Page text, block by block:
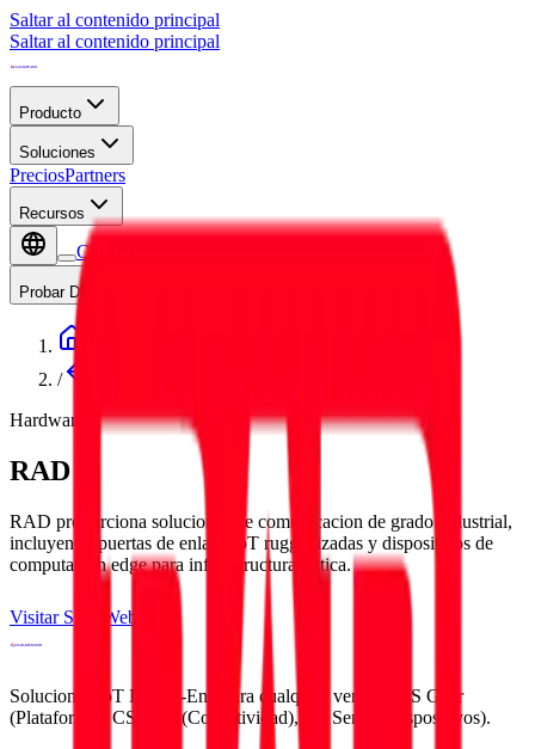
Saltar al contenido principal
Saltar al contenido principal
Producto
Soluciones
PreciosPartners
Recursos
Contacto
Probar Demo
/
Hardware
RAD
RAD proporciona soluciones de comunicacion de grado industrial,
incluyendo puertas de enlace IoT ruggedizadas y dispositivos de
computacion edge para infraestructura critica.
Visitar Sitio Web
Soluciones IoT End-to-End para cualquier vertical. CS Gear
(Plataforma), CS Link (Conectividad), CS Sense (Dispositivos).